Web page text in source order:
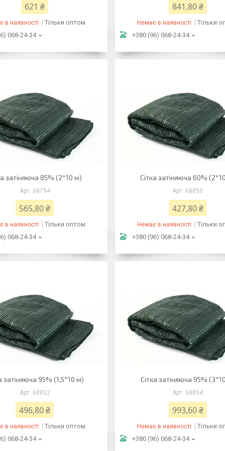
621 ₴
в наявності
Тільки оптом
068-24-34
841,80 ₴
Немає в наявності
Тільки
+380 (96) 068-24-34
затіняюча 85% (2*10 м)
68794
565,80 ₴
в наявності
Тільки оптом
068-24-34
Сітка затіняюча 60%
68850
427,80 ₴
Немає в наявності
Тільки
+380 (96) 068-24-34
затіняюча 95% (1,5*10 м)
68852
496,80 ₴
в наявності
Тільки оптом
068-24-34
Сітка затіняюча 95%
68854
993,60 ₴
Немає в наявності
Тільки
+380 (96) 068-24-34